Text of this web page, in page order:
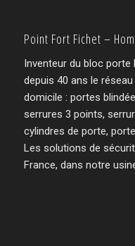
Point Fort Fichet –
Inventeur du bloc porte
depuis 40 ans le
domicile : portes
serrures 3 points,
cylindres de porte,
Les solutions de
France, dans notre